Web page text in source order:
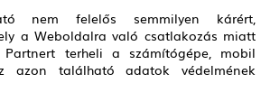
nem felelős semmilyen kárért,
a Weboldalra való csatlakozás miatt
terheli a számítógépe, mobil
azon található adatok védelmének